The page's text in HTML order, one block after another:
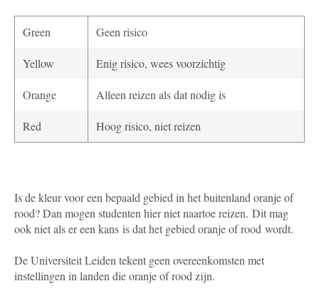
Green Geen risico
Yellow Enig risico, wees voorzichtig
Orange Alleen reizen als dat nodig is
Red Hoog risico, niet reizen
Is de kleur voor een bepaald gebied in het buitenland oranje of
rood? Dan mogen studenten hier niet naartoe reizen. Dit mag
ook niet als er een kans is dat het gebied oranje of rood wordt.
De Universiteit Leiden tekent geen overeenkomsten met
instellingen in landen die oranje of rood zijn.